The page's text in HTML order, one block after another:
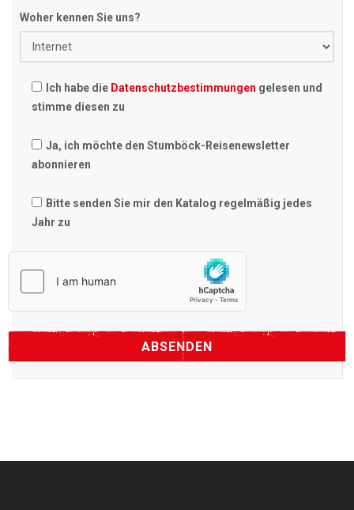
Woher kennen Sie uns?
Ich habe die Datenschutzbestimmungen gelesen und
stimme diesen zu
Ja, ich möchte den Stumböck-Reisenewsletter
abonnieren
Bitte senden Sie mir den Katalog regelmäßig jedes
Jahr zu